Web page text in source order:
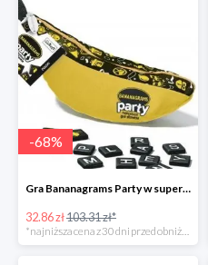
-68%
Gra Bananagrams Party w super cenie
32.86 zł103.31 zł*
*najniższa cena z 30 dni przed obniżką